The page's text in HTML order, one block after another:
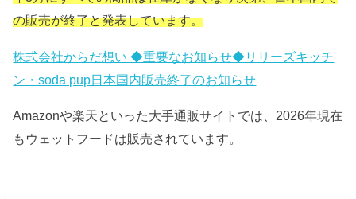
の販売が終了と発表しています。
株式会社からだ想い ◆重要なお知らせ◆リリーズキッチ
ン・soda pup日本国内販売終了のお知らせ
Amazonや楽天といった大手通販サイトでは、2026年現在
もウェットフードは販売されています。